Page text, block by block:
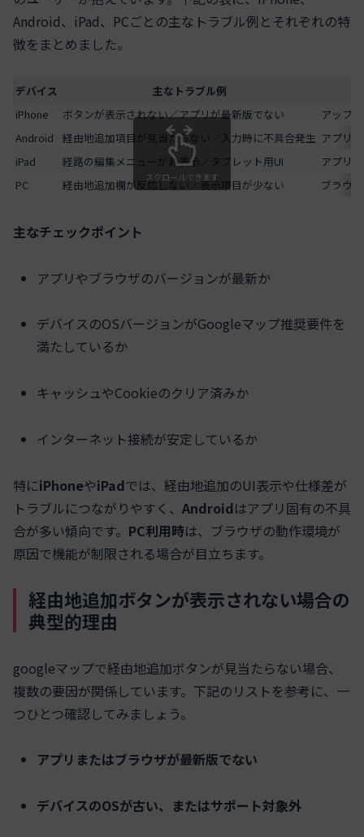
Android、iPad、PCごとの主なトラブル例とそれぞれの特
徴をまとめました。
デバイス
主なトラブル例
iPhone
ボタンが表示されない／アプリが最新版でない
アップ
Android
経由地追加項目が見当たらない／入力時に不具合発生 アプリ
iPad
経路の編集メニューが非表示／タブレット用UI
アプリ
PC
経由地追加欄が反応しない／表示項目が少ない ブラウ
スクロールできます
主なチェックポイント
アプリやブラウザのバージョンが最新か
デバイスのOSバージョンがGoogleマップ推奨要件を
満たしているか
キャッシュやCookieのクリア済みか
インターネット接続が安定しているか
特にiPhoneやiPadでは、 経由地追加のUI表示や仕様差が
トラブルにつながりやすく、 Androidはアプリ固有の不具
合が多い傾向です。 PC利用時は、ブラウザの動作環境が
原因で機能が制限される場合が目立ちます。
経由地追加ボタンが表示されない場合の
典型的理由
googleマップで経由地追加ボタンが見当たらない場合、
複数の要因が関係しています。下記のリストを参考に、一
つひとつ確認してみましょう。
アプリまたはブラウザが最新版でない
デバイスのOSが古い、またはサポート対象外